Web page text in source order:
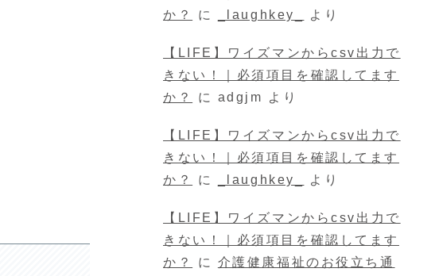
か？
に _laughkey_ より
【LIFE】ワイズマンからcsv出力で
きない！｜必須項目を確認してます
か？
に adgjm より
【LIFE】ワイズマンからcsv出力で
きない！｜必須項目を確認してます
か？
に _laughkey_ より
【LIFE】ワイズマンからcsv出力で
きない！｜必須項目を確認してます
か？
に 介護健康福祉のお役立ち通